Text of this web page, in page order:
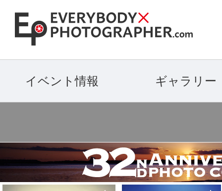
イベント情報 ギャラリー